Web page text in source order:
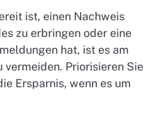
ist, einen Nachweis
zu erbringen oder eine
hat, ist es am
vermeiden. Priorisieren Sie
Ersparnis, wenn es um